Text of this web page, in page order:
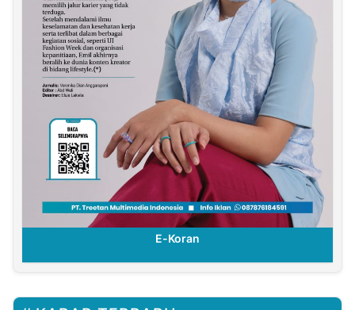
E-Koran